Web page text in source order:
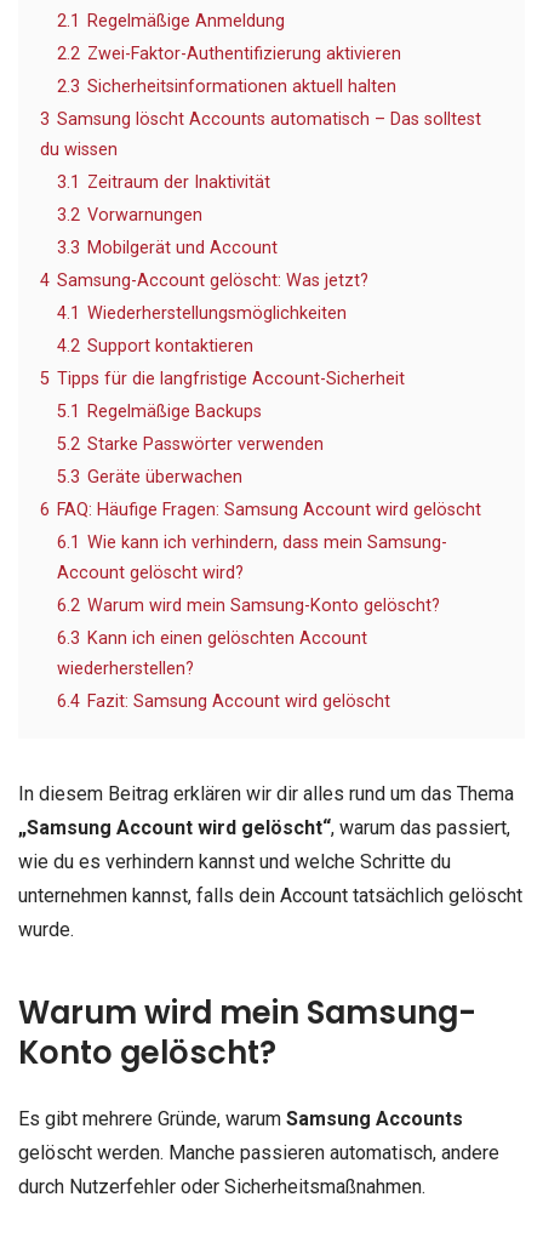
2.1
Regelmäßige Anmeldung
2.2 Zwei-Faktor-Authentifizierung aktivieren
2.3 Sicherheitsinformationen aktuell halten
3 Samsung löscht Accounts automatisch – Das solltest
du wissen
3.1 Zeitraum der Inaktivität
3.2 Vorwarnungen
3.3 Mobilgerät und Account
4 Samsung-Account gelöscht: Was jetzt?
4.1 Wiederherstellungsmöglichkeiten
4.2 Support kontaktieren
5 Tipps für die langfristige Account-Sicherheit
5.1
Regelmäßige Backups
5.2 Starke Passwörter verwenden
5.3 Geräte überwachen
6 FAQ: Häufige Fragen: Samsung Account wird gelöscht
6.1 Wie kann ich verhindern, dass mein Samsung-
Account gelöscht wird?
6.2 Warum wird mein Samsung-Konto gelöscht?
6.3 Kann ich einen gelöschten Account
wiederherstellen?
6.4 Fazit: Samsung Account wird gelöscht
In diesem Beitrag erklären wir dir alles rund um das Thema
„Samsung Account wird gelöscht“, warum das passiert,
wie du es verhindern kannst und welche Schritte du
unternehmen kannst, falls dein Account tatsächlich gelöscht
wurde.
Warum wird mein Samsung-
Konto gelöscht?
Es gibt mehrere Gründe, warum Samsung Accounts
gelöscht werden. Manche passieren automatisch, andere
durch Nutzerfehler oder Sicherheitsmaßnahmen.